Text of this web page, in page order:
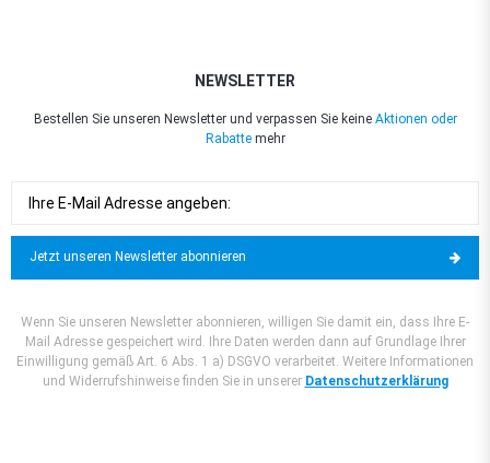
NEWSLETTER
Bestellen Sie unseren Newsletter und verpassen Sie keine Aktionen oder
Rabattemehr
Jetzt unseren Newsletter abonnieren
Wenn Sie unseren Newsletter abonnieren, willigen Sie damit ein, dass Ihre E-
Mail Adresse gespeichert wird. Ihre Daten werden dann auf Grundlage Ihrer
Einwilligung gemäß Art. 6 Abs. 1 a) DSGVO verarbeitet. Weitere Informationen
und Widerrufshinweise finden Sie in unserer Datenschutzerklärung